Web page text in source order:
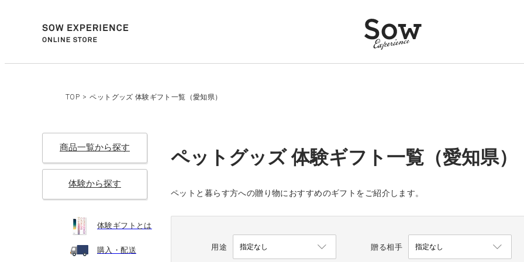
TOP > ペットグッズ 体験ギフト一覧（愛知県）
商品一覧から探す
体験から探す
体験ギフトとは
購入・配送
ペットグッズ 体験ギフト一覧（愛知県）
ペットと暮らす方への贈り物におすすめのギフトをご紹介します。
用途 贈る相手